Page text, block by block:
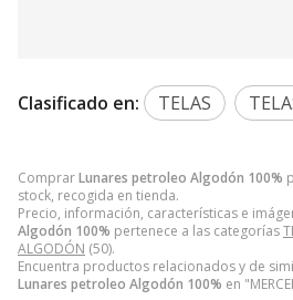
ComprarLunares petroleo Algodón 100%
stock, recogida en tienda.
Precio, información, características e
Algodón 100% pertenece a las categorías
ALGODÓN (50).
Encuentra productos relacionados y de
Lunares petroleo Algodón 100% en
Clasificado en: TELAS